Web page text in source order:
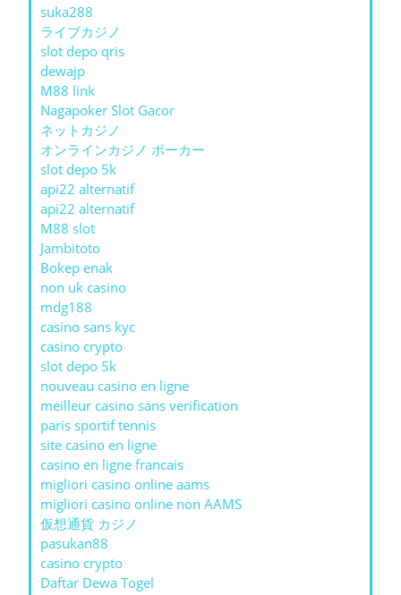
suka288
ライブカジノ
slot depo qris
dewajp
M88 link
Nagapoker Slot Gacor
ネットカジノ
オンラインカジノ ポーカー
slot depo 5k
api22 alternatif
api22 alternatif
M88 slot
Jambitoto
Bokep enak
non uk casino
mdg188
casino sans kyc
casino crypto
slot depo 5k
nouveau casino en ligne
meilleur casino sans verification
paris sportif tennis
site casino en ligne
casino en ligne francais
migliori casino online aams
migliori casino online non AAMS
仮想通貨 カジノ
pasukan88
casino crypto
Daftar Dewa Togel